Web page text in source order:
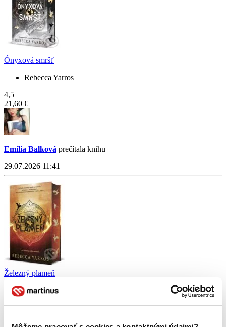
Ónyxová smršť
Rebecca Yarros
4,5
21,60 €
Emília Balková prečítala knihu
29.07.2026 11:41
Železný plameň
Rebecca Yarros
4,5